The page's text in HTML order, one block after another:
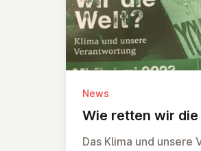
News
Wie retten wir die
Das Klima und unsere